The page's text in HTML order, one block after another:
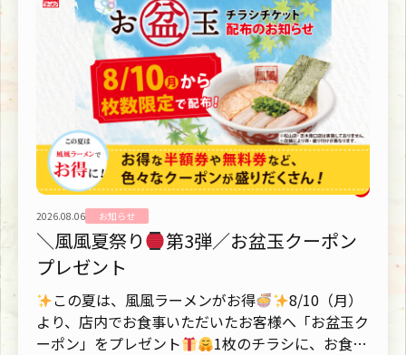
2026.08.06 お知らせ
＼風風夏祭り
第3弾／お盆玉クーポン
プレゼント
この夏は、風風ラーメンがお得
8/10（月）
より、店内でお食事いただいたお客様へ「お盆玉ク
ーポン」をプレゼント
1枚のチラシに、お食事